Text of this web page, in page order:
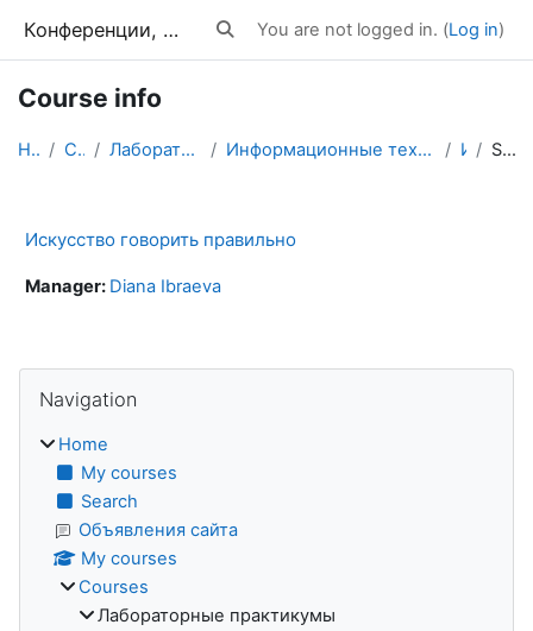
Конференции, тренинги, вебинары Toggle search input
You are not logged in. (Log in)
Course info
Home Courses Лабораторные практикумы Информационные технологии в обучении Иностранным я... ИГП Summary
Искусство говорить правильно
Manager: Diana Ibraeva
Blocks
Navigation
Home
My courses
Search
Объявления сайта
My courses
Courses
Лабораторные практикумы